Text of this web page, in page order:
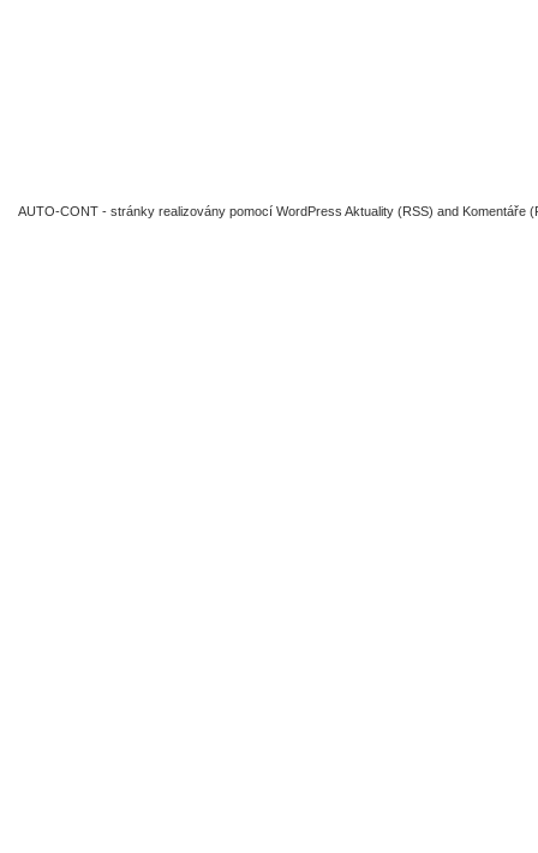
AUTO-CONT - stránky realizovány pomocí WordPress Aktuality (RSS) and Komentáře